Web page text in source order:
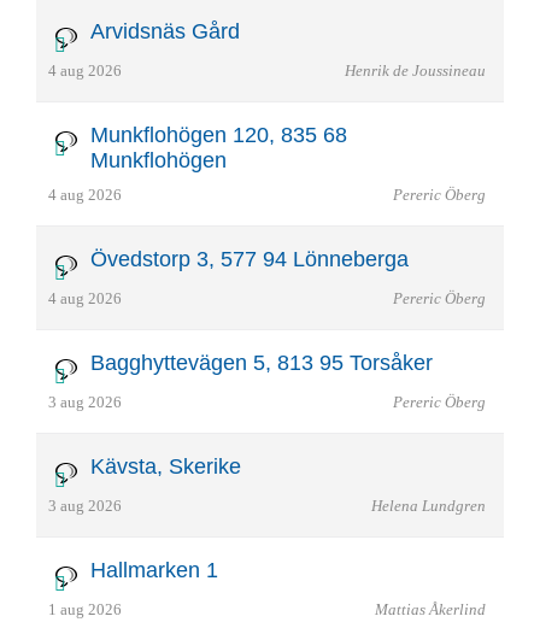
Arvidsnäs Gård
4 aug 2026 Henrik de Joussineau
Munkflohögen 120, 835 68
Munkflohögen
4 aug 2026 Pereric Öberg
Övedstorp 3, 577 94 Lönneberga
4 aug 2026 Pereric Öberg
Bagghyttevägen 5, 813 95 Torsåker
3 aug 2026 Pereric Öberg
Kävsta, Skerike
3 aug 2026 Helena Lundgren
Hallmarken 1
1 aug 2026 Mattias Åkerlind